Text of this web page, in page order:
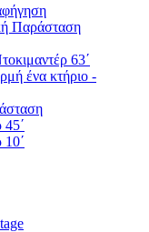
Παράσταση
63΄
ένα κτήριο -
45΄
10΄